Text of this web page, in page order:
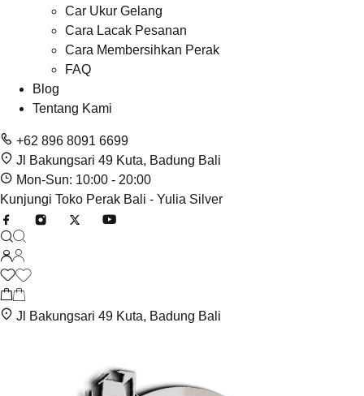
Car Ukur Gelang
Cara Lacak Pesanan
Cara Membersihkan Perak
FAQ
Blog
Tentang Kami
+62 896 8091 6699
Jl Bakungsari 49 Kuta, Badung Bali
Mon-Sun: 10:00 - 20:00
Kunjungi Toko Perak Bali - Yulia Silver
Jl Bakungsari 49 Kuta, Badung Bali